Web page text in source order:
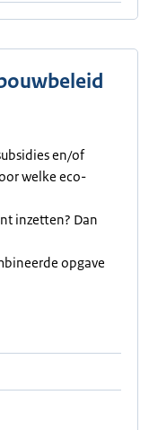
en/of
welke eco-
inzetten? Dan
opgave